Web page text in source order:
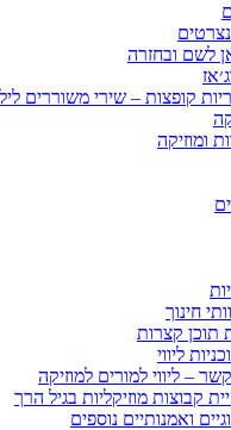
לשם ובחזרה
קופצות – שירי משוררים
ומוזיקה
חינוך
תוכן קצרות
ליווי
– ליווי למורים למוזיקה
קבוצות מוזיקליות בגיל הרך
ואמנותיים נוספים